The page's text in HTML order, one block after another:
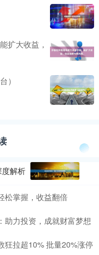
扩大收益，
）
解析
松掌握，收益翻倍
助力投资，成就财富梦想
狂拉超10% 批量20%涨停